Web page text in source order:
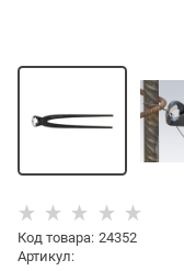
Код товара: 24352
Артикул: